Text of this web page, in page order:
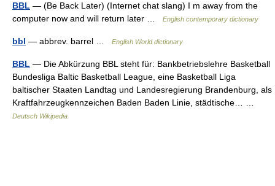
BBL — (Be Back Later) (Internet chat slang) I m away from the
computer now and will return later …
English contemporary dictionary
bbl — abbrev. barrel … English World dictionary
BBL — Die Abkürzung BBL steht für: Bankbetriebslehre Basketball
Bundesliga Baltic Basketball League, eine Basketball Liga
baltischer Staaten Landtag und Landesregierung Brandenburg, als
Kraftfahrzeugkennzeichen Baden Baden Linie, städtische… …
Deutsch Wikipedia